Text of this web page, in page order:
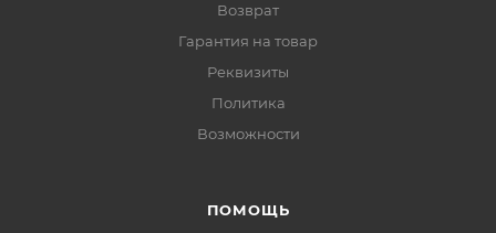
Возврат
Гарантия на товар
Реквизиты
Политика
Возможности
ПОМОЩЬ